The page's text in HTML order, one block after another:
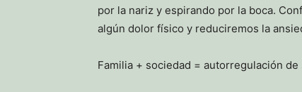
por la nariz y espirando por la boca.
algún dolor físico y reduciremos la
Familia + sociedad = autorregulación